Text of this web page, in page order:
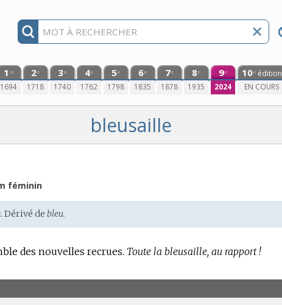
1 re
1694
2e
1718
3e
1740
4e
1762
5e
1798
6e
1835
7e
1878
8e
1935
9e
2024
10e édition
EN COURS
bleusaille
féminin
Dérivé debleu.
des nouvelles recrues. Toute la bleusaille, au rapport !